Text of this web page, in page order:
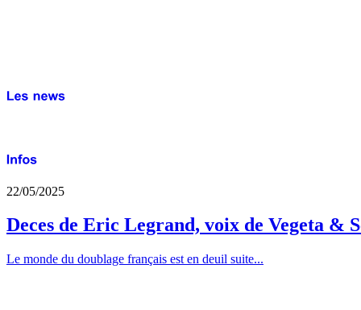
22/05/2025
Deces de Eric Legrand, voix de Vegeta &
Le monde du doublage français est en deuil suite...